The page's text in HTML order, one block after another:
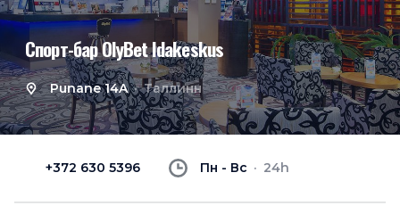
Спорт-бар OlyBet Idakeskus
Punane 14A Таллинн
+372 630 5396 Пн - Вс 24h